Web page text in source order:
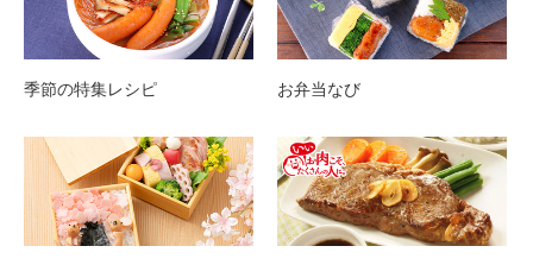
季節の特集レシピ お弁当なび